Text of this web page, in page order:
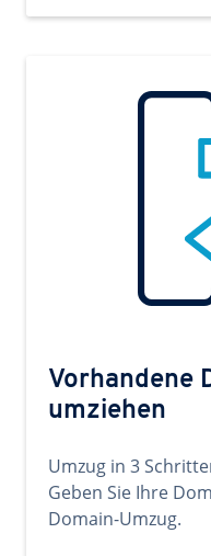
Vorhandene
umziehen
Umzug in 3
Geben Sie Ihre
Domain-Umzug.